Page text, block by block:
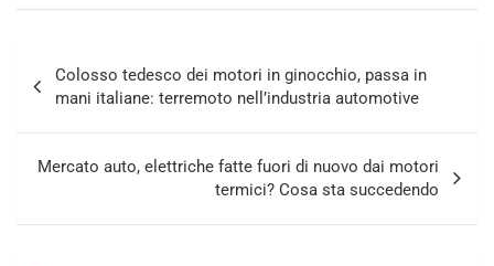
articoli
Colosso tedesco dei motori in ginocchio, passa in
mani italiane: terremoto nell’industria automotive
Mercato auto, elettriche fatte fuori di nuovo dai motori
termici? Cosa sta succedendo